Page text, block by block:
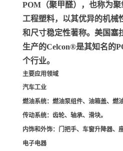
POM（聚甲醛）
，也称为
工程塑料，以其优异的机械
和尺寸稳定性著称。美国塞
生产的Celcon®是其知名的
个行业。
主要应用领域
汽车工业
燃油系统：燃油泵组件、油箱盖、燃
传动系统：齿轮、轴承、滑块。
内饰和外饰：门把手、车窗升降器、
电子电器